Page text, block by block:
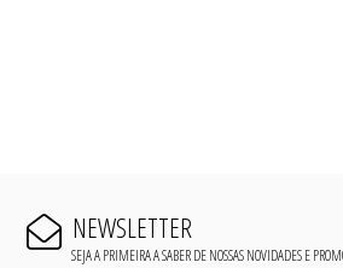
NEWSLETTER
SEJA A PRIMEIRA A SABER DE NOSSAS NOVIDADES E